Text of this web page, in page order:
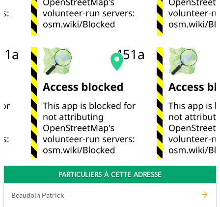
PARTICULIERS À CETTE ADRESSE
Beaudoin Patrick